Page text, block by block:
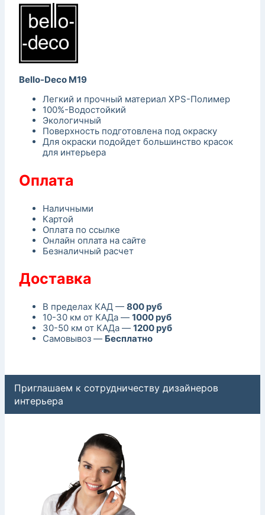
Bello-Deco M19
Легкий и прочный материал XPS-Полимер
100%-Водостойкий
Экологичный
Поверхность подготовлена под окраску
Для окраски подойдет большинство красок
для интерьера
Оплата
Наличными
Картой
Оплата по ссылке
Онлайн оплата на сайте
Безналичный расчет
Доставка
В пределах КАД — 800 руб
10-30 км от КАДа — 1000 руб
30-50 км от КАДа — 1200 руб
Самовывоз — Бесплатно
Приглашаем к сотрудничеству дизайнеров
интерьера